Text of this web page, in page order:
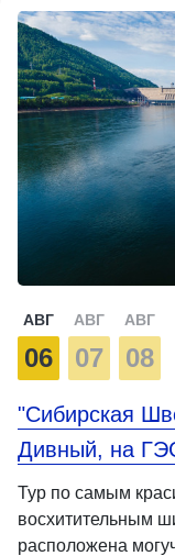
АВГ
06
АВГ
07
АВГ
08
"Сибирская
Дивный, на
Тур по самым
восхитительным
расположена